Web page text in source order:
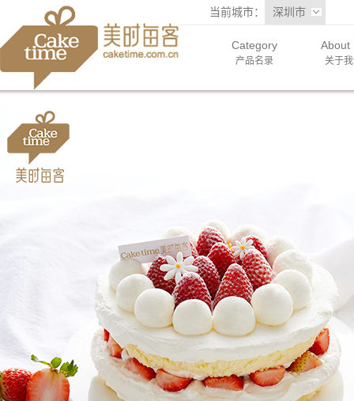
当前城市： 深圳市
Category
产品名录
About
关于